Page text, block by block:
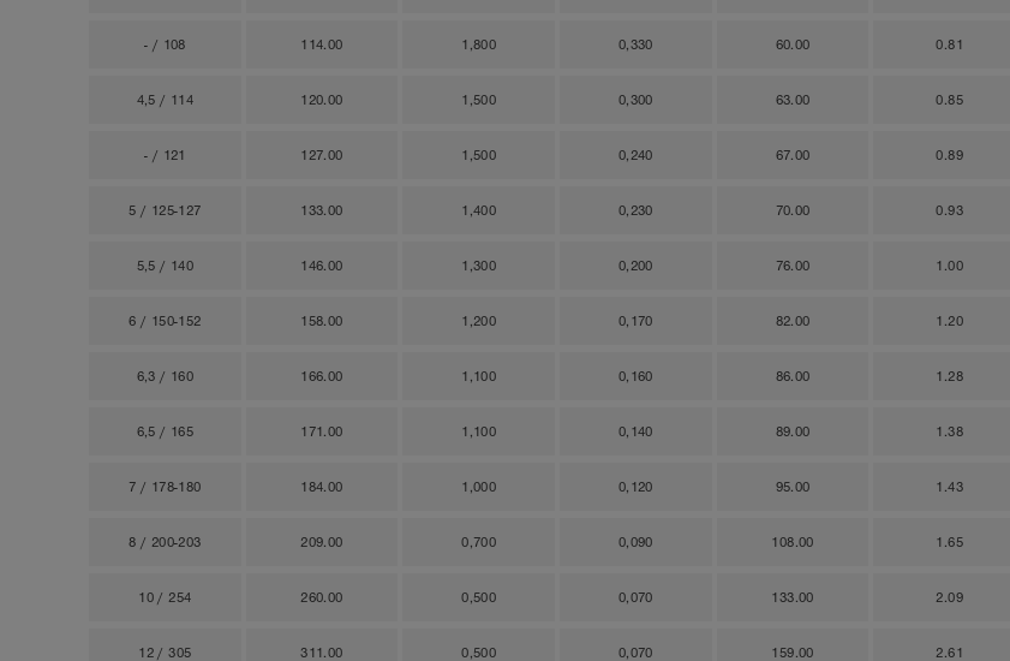
- / 108 114.00 1,800 0,330 60.00 0.81
4,5 / 114 120.00 1,500 0,300 63.00 0.85
- / 121 127.00 1,500 0,240 67.00 0.89
5 / 125-127 133.00 1,400 0,230 70.00 0.93
5,5 / 140 146.00 1,300 0,200 76.00 1.00
6 / 150-152 158.00 1,200 0,170 82.00 1.20
6,3 / 160 166.00 1,100 0,160 86.00 1.28
6,5 / 165 171.00 1,100 0,140 89.00 1.38
7 / 178-180 184.00 1,000 0,120 95.00 1.43
8 / 200-203 209.00 0,700 0,090 108.00 1.65
10 / 254 260.00 0,500 0,070 133.00 2.09
12 / 305 311.00 0,500 0,070 159.00 2.61